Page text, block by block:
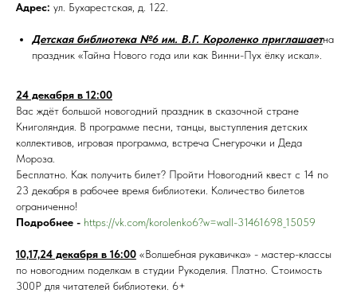
Адрес: ул. Бухарестская, д. 122.
Детская библиотека №6 им. В.Г. Короленко приглашаетна
праздник «Тайна Нового года или как Винни-Пух ёлку искал».
24 декабря в 12:00
Вас ждёт большой новогодний праздник в сказочной стране
Книголяндия. В программе песни, танцы, выступления детских
коллективов, игровая программа, встреча Снегурочки и Деда
Мороза.
Бесплатно. Как получить билет? Пройти Новогодний квест с 14 по
23 декабря в рабочее время библиотеки. Количество билетов
ограниченно!
Подробнее - https://vk.com/korolenko6?w=wall-31461698_15059
10,17,24 декабря в 16:00 «Волшебная рукавичка» - мастер-классы
по новогодним поделкам в студии Рукоделия. Платно. Стоимость
300Р для читателей библиотеки. 6+